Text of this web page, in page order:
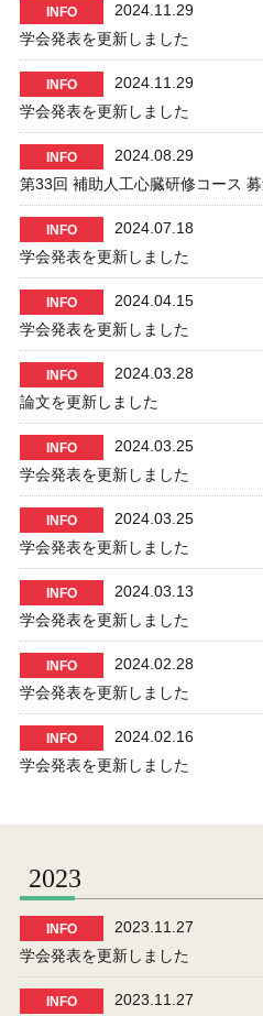
INFO
2024.11.29
学会発表を更新しました
INFO
2024.11.29
学会発表を更新しました
INFO
2024.08.29
第33回 補助人工心臓研修コース
INFO
2024.07.18
学会発表を更新しました
INFO
2024.04.15
学会発表を更新しました
INFO
2024.03.28
論文を更新しました
INFO
2024.03.25
学会発表を更新しました
INFO
2024.03.25
学会発表を更新しました
INFO
2024.03.13
学会発表を更新しました
INFO
2024.02.28
学会発表を更新しました
INFO
2024.02.16
学会発表を更新しました
2023
INFO
2023.11.27
学会発表を更新しました
INFO 2023.11.27